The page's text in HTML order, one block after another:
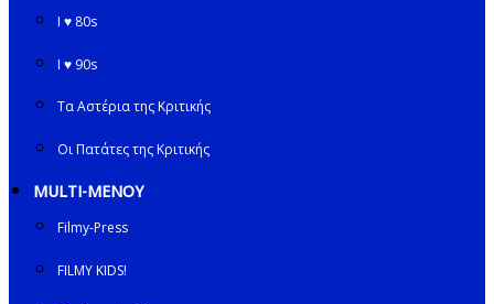
I ♥ 80s
I ♥ 90s
Τα Αστέρια της Κριτικής
Οι Πατάτες της Κριτικής
MULTI-ΜΕΝΟΥ
Filmy-Press
FILMY KIDS!